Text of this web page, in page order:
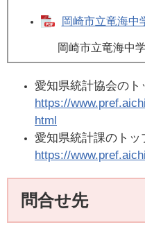
岡崎市立竜海中
岡崎市立竜海中学校
愛知県統計協会の
https://
html
愛知県統計課のト
https://
問合せ先